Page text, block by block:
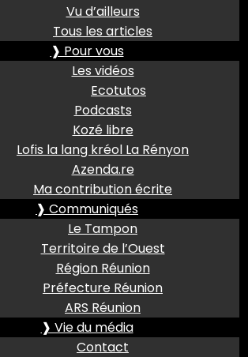
Vu d’ailleurs
Tous les articles
❱ Pour vous
Les vidéos
Ecotutos
Podcasts
Kozé libre
Lofis la lang kréol La Rényon
Azenda.re
Ma contribution écrite
❱ Communiqués
Le Tampon
Territoire de l’Ouest
Région Réunion
Préfecture Réunion
ARS Réunion
❱ Vie du média
Contact